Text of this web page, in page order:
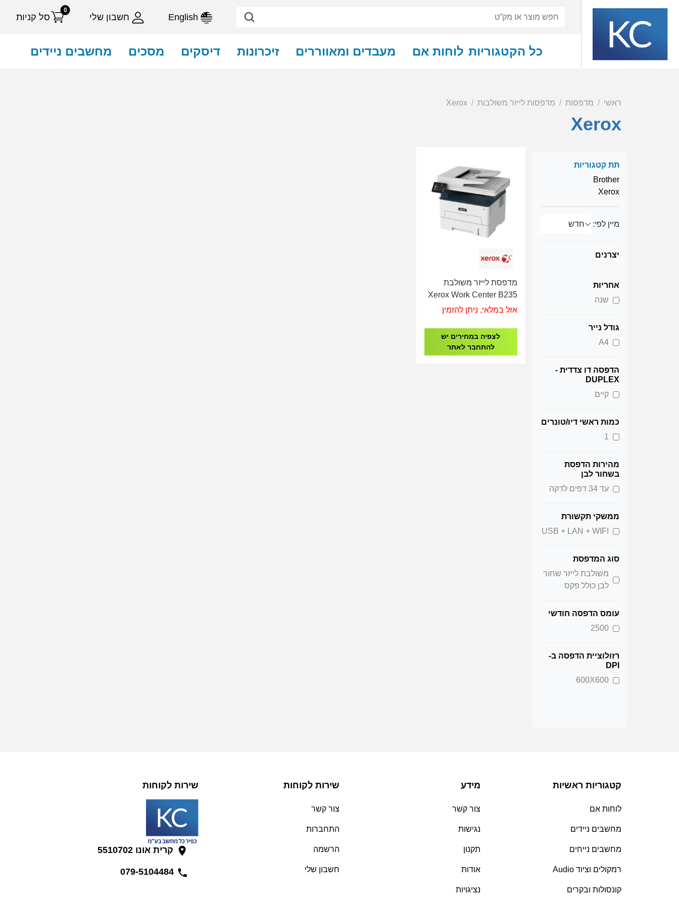
חשבון שלי סל קניות
0
כל הקטגוריות לוחות אם מעבדים ומאווררים זיכרונות דיסקים מסכים מחשבים ניידים
ראשי מדפסות מדפסות לייזר משולבות Xerox
Xerox
תת קטגוריות
Brother
Xerox
מיין לפי:
יצרנים
אחריות
שנה
גודל נייר
A4
הדפסה דו צדדית -
DUPLEX
קיים
כמות ראשי דיו/טונרים
1
מהירות הדפסת
בשחור לבן
עד 34 דפים לדקה
ממשקי תקשורת
USB + LAN + WIFI
סוג המדפסת
משולבת לייזר שחור
לבן כולל פקס
עומס הדפסה חודשי
2500
רזולוציית הדפסה ב-
DPI
600X600
מדפסת לייזר משולבת
Xerox Work Center B235
אזל במלאי, ניתן להזמין
לצפיה במחירים יש
להתחבר לאתר
קטגוריות ראשיות
לוחות אם
מחשבים ניידים
מחשבים נייחים
רמקולים וציוד Audio
קונסולות ובקרים
מידע
צור קשר
נגישות
תקנון
אודות
נציגויות
שירות לקוחות
צור קשר
התחברות
הרשמה
חשבון שלי
שירות לקוחות
קרית אונו 5510702